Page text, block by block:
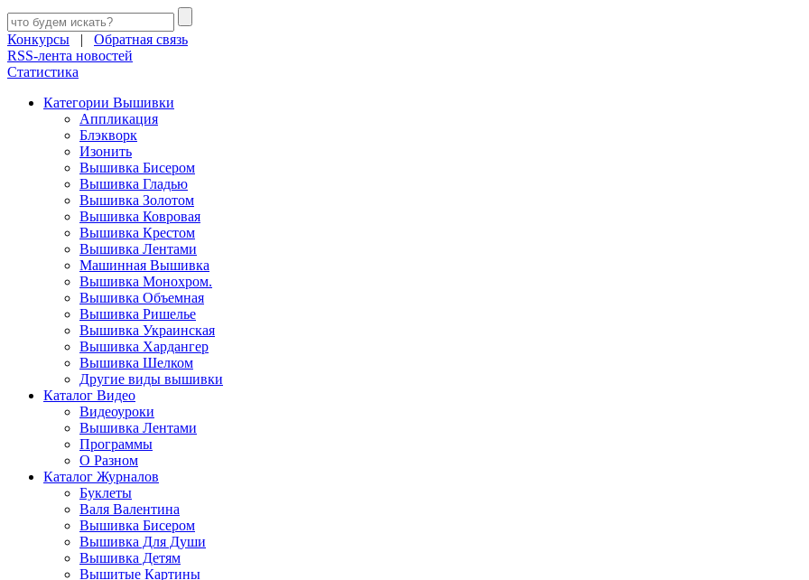
Конкурсы | Обратная связь
RSS-лента новостей
Статистика
Категории Вышивки
Аппликация
Блэкворк
Изонить
Вышивка Бисером
Вышивка Гладью
Вышивка Золотом
Вышивка Ковровая
Вышивка Крестом
Вышивка Лентами
Машинная Вышивка
Вышивка Монохром.
Вышивка Объемная
Вышивка Ришелье
Вышивка Украинская
Вышивка Хардангер
Вышивка Шелком
Другие виды вышивки
Каталог Видео
Видеоуроки
Вышивка Лентами
Программы
О Разном
Каталог Журналов
Буклеты
Валя Валентина
Вышивка Бисером
Вышивка Для Души
Вышивка Детям
Вышитые Картины